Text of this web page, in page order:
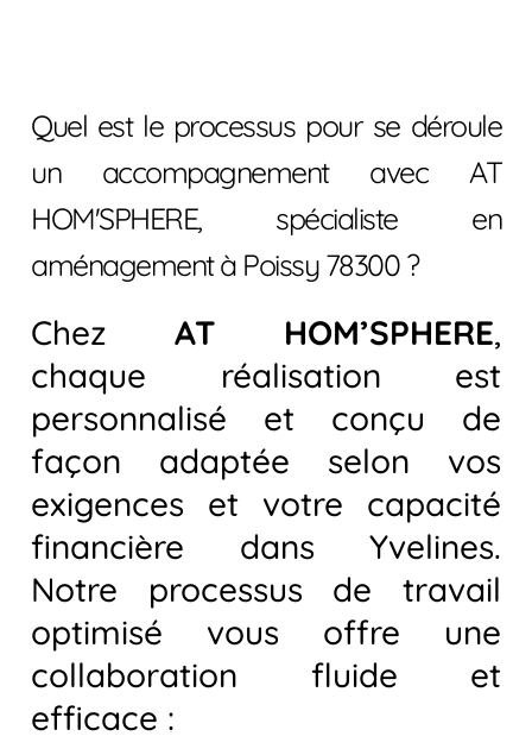
Quel est le processus pour se déroule
un accompagnement avec AT
HOM'SPHERE, spécialiste en
aménagement à Poissy 78300 ?
Chez AT HOM’SPHERE,
chaque réalisation est
personnalisé et conçu de
façon adaptée selon vos
exigences et votre capacité
financière dans Yvelines.
Notre processus de travail
optimisé vous offre une
collaboration fluide et
efficace :